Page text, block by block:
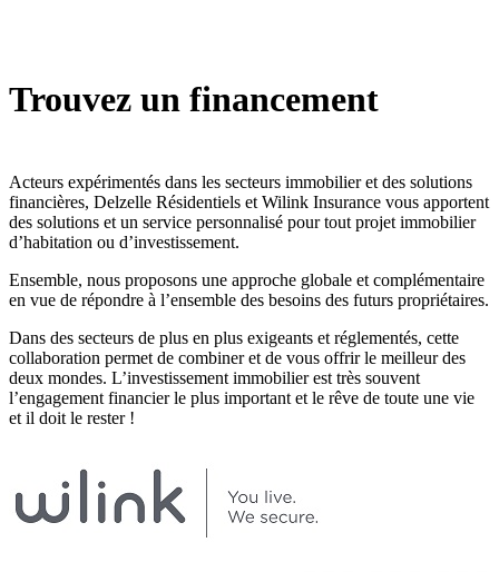
Trouvez un financement
Acteurs expérimentés dans les secteurs immobilier et des solutions
financières, Delzelle Résidentiels et Wilink Insurance vous apportent
des solutions et un service personnalisé pour tout projet immobilier
d’habitation ou d’investissement.
Ensemble, nous proposons une approche globale et complémentaire
en vue de répondre à l’ensemble des besoins des futurs propriétaires.
Dans des secteurs de plus en plus exigeants et réglementés, cette
collaboration permet de combiner et de vous offrir le meilleur des
deux mondes. L’investissement immobilier est très souvent
l’engagement financier le plus important et le rêve de toute une vie
et il doit le rester !